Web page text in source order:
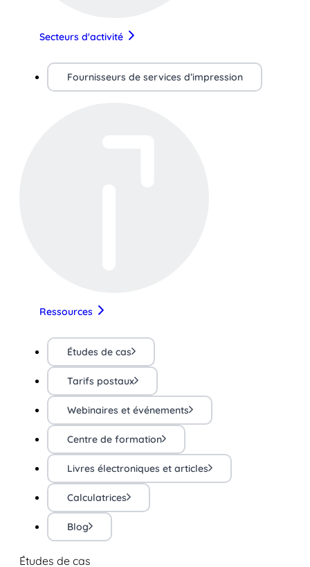
Secteurs d'activité
Fournisseurs de services d’impression
Ressources
Études de cas
Tarifs postaux
Webinaires et événements
Centre de formation
Livres électroniques et articles
Calculatrices
Blog
Études de cas